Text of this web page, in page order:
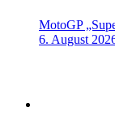
MotoGP
6. August